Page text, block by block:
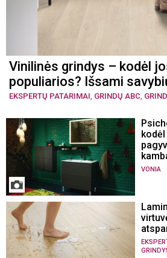
Vinilinės grindys – kodėl
populiarios? Išsami
EKSPERTŲ PATARIMAI GRINDŲ ABC
VONIA